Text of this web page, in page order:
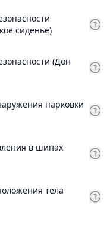
сиденье)
(Дон
парковки
в шинах
тела